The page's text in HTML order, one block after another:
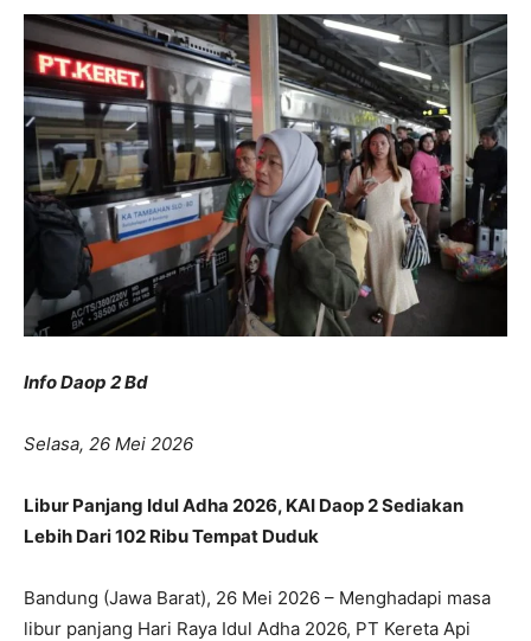
Info Daop 2 Bd
Selasa, 26 Mei 2026
Libur Panjang Idul Adha 2026, KAI Daop 2 Sediakan
Lebih Dari 102 Ribu Tempat Duduk
Bandung (Jawa Barat), 26 Mei 2026 – Menghadapi masa
libur panjang Hari Raya Idul Adha 2026, PT Kereta Api